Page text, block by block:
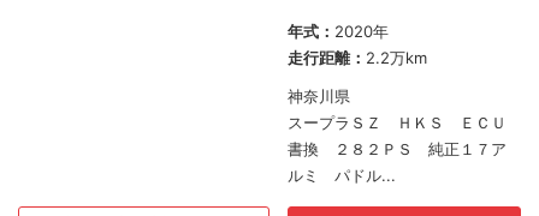
年式： 2020年
走行距離： 2.2万km
神奈川県
スープラＳＺ ＨＫＳ ＥＣＵ
書換 ２８２ＰＳ 純正１７ア
ルミ パドル...